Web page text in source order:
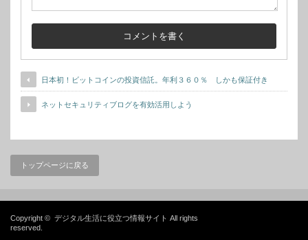
日本初！ビットコインの投資信託。年利３６０％ しかも保証付き
ネットセキュリティブログを有効活用しよう
トップページに戻る
Copyright © デジタル生活に役立つ情報サイト All rights
reserved.